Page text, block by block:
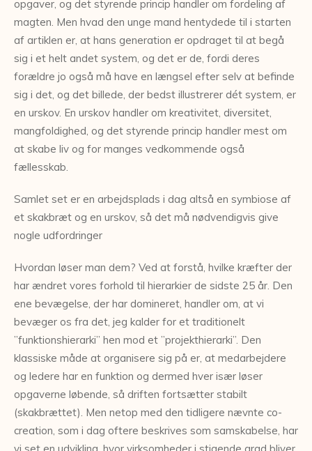
opgaver, og det styrende princip handler om fordeling af
magten. Men hvad den unge mand hentydede til i starten
af artiklen er, at hans generation er opdraget til at begå
sig i et helt andet system, og det er de, fordi deres
forældre jo også må have en længsel efter selv at befinde
sig i det, og det billede, der bedst illustrerer dét system, er
en urskov. En urskov handler om kreativitet, diversitet,
mangfoldighed, og det styrende princip handler mest om
at skabe liv og for manges vedkommende også
fællesskab.
Samlet set er en arbejdsplads i dag altså en symbiose af
et skakbræt og en urskov, så det må nødvendigvis give
nogle udfordringer
Hvordan løser man dem? Ved at forstå, hvilke kræfter der
har ændret vores forhold til hierarkier de sidste 25 år. Den
ene bevægelse, der har domineret, handler om, at vi
bevæger os fra det, jeg kalder for et traditionelt
”funktionshierarki” hen mod et ”projekthierarki”. Den
klassiske måde at organisere sig på er, at medarbejdere
og ledere har en funktion og dermed hver især løser
opgaverne løbende, så driften fortsætter stabilt
(skakbrættet). Men netop med den tidligere nævnte co-
creation, som i dag oftere beskrives som samskabelse, har
vi set en udvikling, hvor virksomheder i stigende grad bliver